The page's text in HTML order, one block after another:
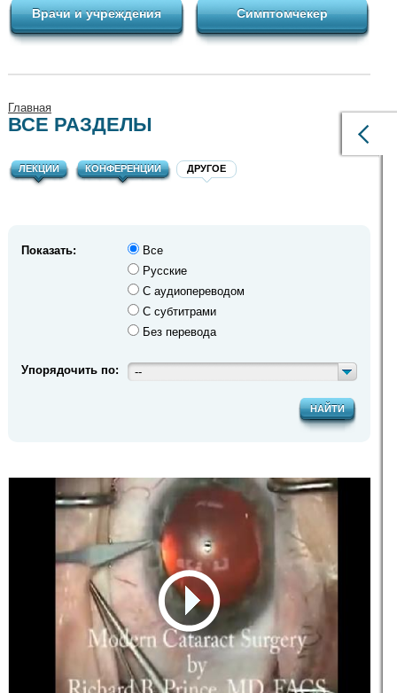
Врачи и учреждения Симптомчекер
Главная
ВСЕ РАЗДЕЛЫ
ЛЕКЦИИ КОНФЕРЕНЦИИ ДРУГОЕ
Показать:
Все
Русские
С аудиопереводом
С субтитрами
Без перевода
Упорядочить по: --
НАЙТИ